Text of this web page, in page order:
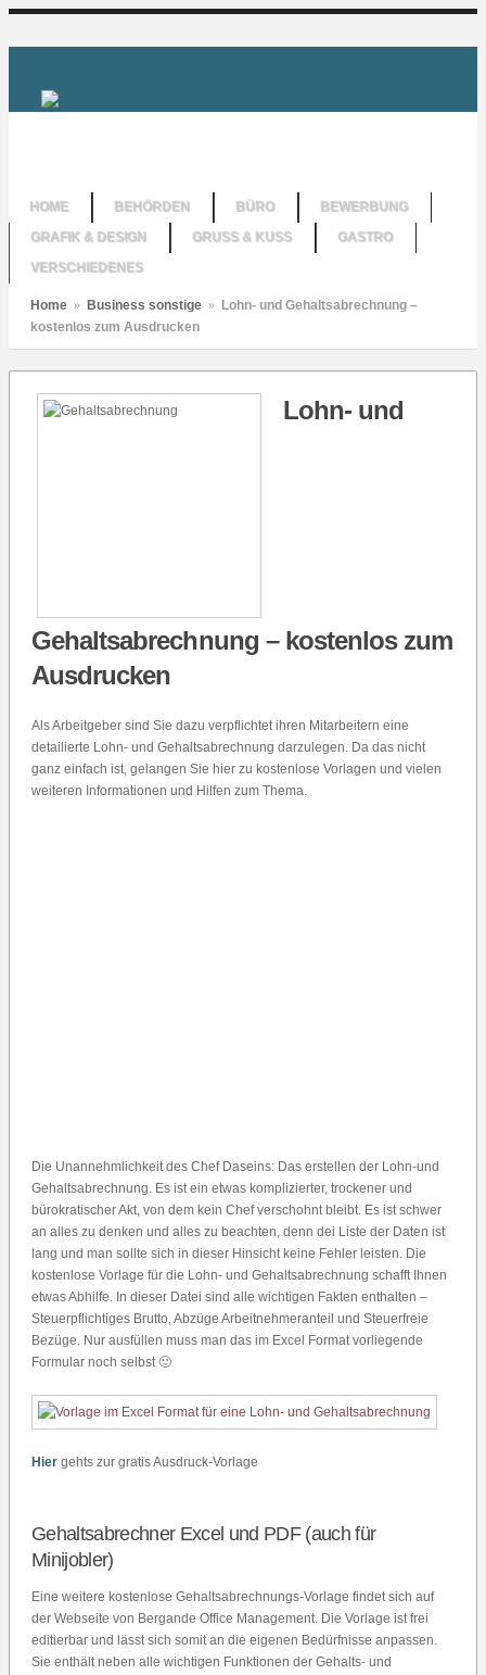
HOME BEHÖRDEN BÜRO
BEWERBUNG
GRAFIK & DESIGN
GRUSS & KUSS
GASTRO
VERSCHIEDENES
Home » Business sonstige » Lohn- und Gehaltsabrechnung –
kostenlos zum Ausdrucken
Lohn- und
Gehaltsabrechnung – kostenlos zum
Ausdrucken
Als Arbeitgeber sind Sie dazu verpflichtet ihren Mitarbeitern eine
detailierte Lohn- und Gehaltsabrechnung darzulegen. Da das nicht
ganz einfach ist, gelangen Sie hier zu kostenlose Vorlagen und vielen
weiteren Informationen und Hilfen zum Thema.
Die Unannehmlichkeit des Chef Daseins: Das erstellen der Lohn-und
Gehaltsabrechnung. Es ist ein etwas komplizierter, trockener und
bürokratischer Akt, von dem kein Chef verschohnt bleibt. Es ist schwer
an alles zu denken und alles zu beachten, denn dei Liste der Daten ist
lang und man sollte sich in dieser Hinsicht keine Fehler leisten. Die
kostenlose Vorlage für die Lohn- und Gehaltsabrechnung schafft Ihnen
etwas Abhilfe. In dieser Datei sind alle wichtigen Fakten enthalten –
Steuerpflichtiges Brutto, Abzüge Arbeitnehmeranteil und Steuerfreie
Bezüge. Nur ausfüllen muss man das im Excel Format vorliegende
Formular noch selbst 🙂
Hier gehts zur gratis Ausdruck-Vorlage
Gehaltsabrechner Excel und PDF (auch für
Minijobler)
Eine weitere kostenlose Gehaltsabrechnungs-Vorlage findet sich auf
der Webseite von Bergande Office Management. Die Vorlage ist frei
editierbar und lässt sich somit an die eigenen Bedürfnisse anpassen.
Sie enthält neben alle wichtigen Funktionen der Gehalts- und